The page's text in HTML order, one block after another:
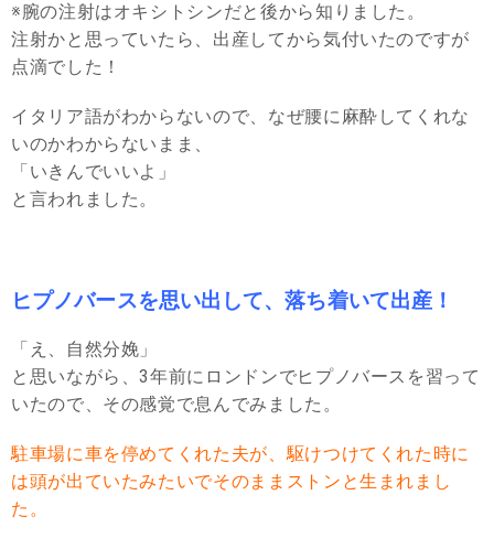
※腕の注射はオキシトシンだと後から知りました。
注射かと思っていたら、出産してから気付いたのですが
点滴でした！
イタリア語がわからないので、なぜ腰に麻酔してくれな
いのかわからないまま、
「いきんでいいよ」
と言われました。
ヒプノバースを思い出して、落ち着いて出産！
「え、自然分娩」
と思いながら、3年前にロンドンでヒプノバースを習って
いたので、その感覚で息んでみました。
駐車場に車を停めてくれた夫が、駆けつけてくれた時に
は頭が出ていたみたいでそのままストンと生まれまし
た。